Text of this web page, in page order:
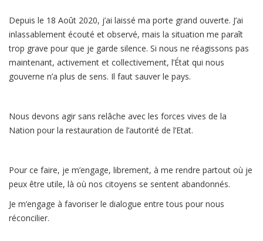
Depuis le 18 Août 2020, j’ai laissé ma porte grand ouverte. J’ai
inlassablement écouté et observé, mais la situation me paraît
trop grave pour que je garde silence. Si nous ne réagissons pas
maintenant, activement et collectivement, l’État qui nous
gouverne n’a plus de sens. Il faut sauver le pays.
Nous devons agir sans relâche avec les forces vives de la
Nation pour la restauration de l’autorité de l’Etat.
Pour ce faire, je m’engage, librement, à me rendre partout où je
peux être utile, là où nos citoyens se sentent abandonnés.
Je m’engage à favoriser le dialogue entre tous pour nous
réconcilier.